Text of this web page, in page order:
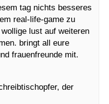
tag nichts besseres
real-life-game zu
lust auf weiteren
bringt all eure
frauenfreunde mit.
der